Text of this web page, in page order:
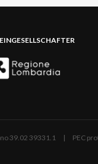
39.02 39331.1 | PEC